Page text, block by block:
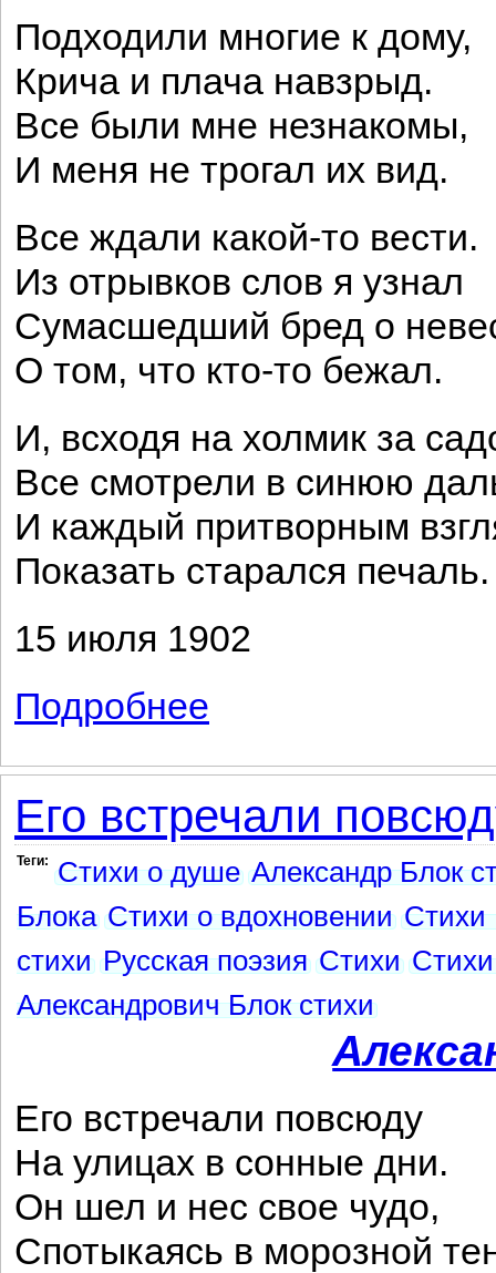
Подходили многие к дому,
Крича и плача навзрыд.
Все были мне незнакомы,
И меня не трогал их вид.
Все ждали какой-то вести.
Из отрывков слов я узнал
Сумасшедший бред о
О том, что кто-то бежал.
И, всходя на холмик за
Все смотрели в синюю
И каждый притворным
Показать старался печаль.
15 июля 1902
Подробнее
Его встречали
Теги: Стихи о душе Александр Блок
Блока Стихи о вдохновении Стихи
стихи Русская поэзия Стихи Стихи
Александрович Блок стихи
Его встречали повсюду
На улицах в сонные дни.
Он шел и нес свое чудо,
Спотыкаясь в морозной